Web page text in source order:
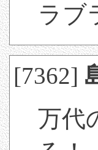
ラブ
[7362]
万代